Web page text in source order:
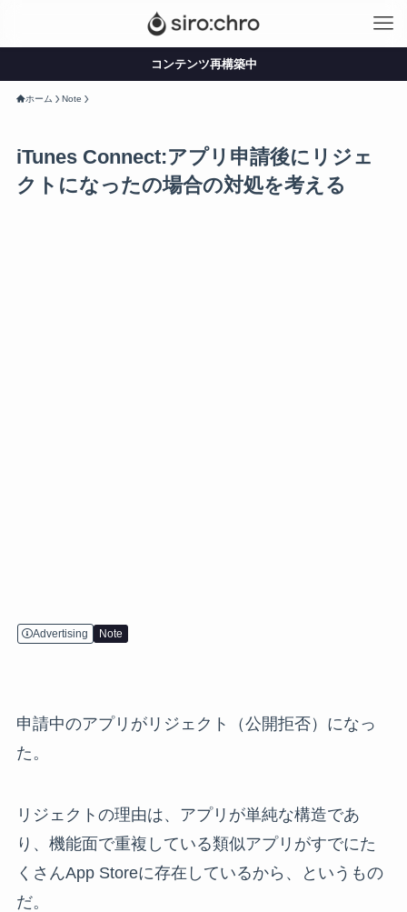
コンテンツ再構築中
ホーム Note
iTunes Connect:アプリ申請後にリジェ
クトになったの場合の対処を考える
Advertising Note
申請中のアプリがリジェクト（公開拒否）になっ
た。
リジェクトの理由は、アプリが単純な構造であ
り、機能面で重複している類似アプリがすでにた
くさんApp Storeに存在しているから、というもの
だ。